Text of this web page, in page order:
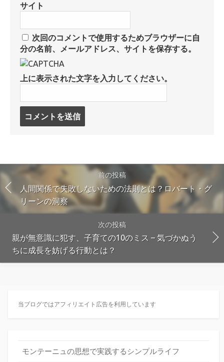
サイト
次回のコメントで使用するためブラウザーに自
分の名前、メールアドレス、サイトを保存する。
上に表示された文字を入力してください。
る
前の投稿
人間関係で失敗しないための法則とは？ロバート・グ
リーンの洞察
次の投稿
親が無意識に犯す、子育ての10のミス – 気づかぬう
ちに成長を妨げる行動とは？
当ブログではアフィリエイト広告を利用しています
モンテーニュの思想で実践するシンプルライフ